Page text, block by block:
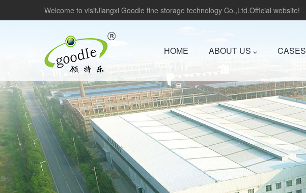
Welcome to visitJiangxi Goodle fine storage technology Co.,Ltd.Official website!
HOME ABOUT US CASES